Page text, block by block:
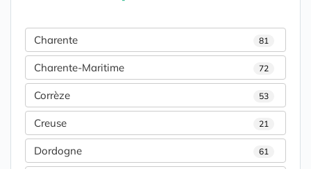
Charente 81
Charente-Maritime 72
Corrèze 53
Creuse 21
Dordogne 61